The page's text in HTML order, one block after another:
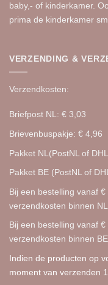
baby,- of kinderkamer.
prima de kinderkamer
VERZENDING &
Verzendkosten:
Briefpost NL: € 3,03
Brievenbuspakje: € 4,96
Pakket NL(PostNL of
Pakket BE (PostNL of
Bij een bestelling vanaf
verzendkosten binnen NL.
Bij een bestelling vanaf
verzendkosten binnen
Indien de producten op
moment van verzenden